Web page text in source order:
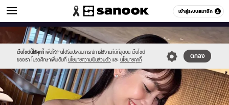
เข้าสู่ระบบสมาชิก
ข่าวบันเทิง หมวดอื่นๆ
เว็บไซต์นี้ใช้คุกกี้ เพื่อให้ท่านได้รับประสบการณ์การใช้งานที่ดีที่สุดบน เว็บไซต์
ของเรา โปรดศึกษาเพิ่มเติมที่ นโยบายความเป็นส่วนตัว และ นโยบายคุกกี้
ตกลง
Sanook
//s.isanook.com/sr/0/images/logo-
new-
sanook.png
//s.isanook.com/ns/0/ud/1754/8771666/min.jpg